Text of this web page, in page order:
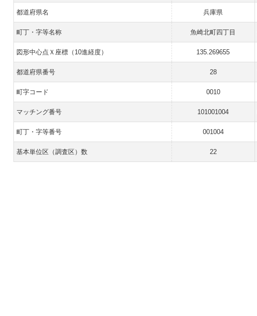
都道府県名 兵庫県
町丁・字等名称 魚崎北町四丁目
図形中心点Ｘ座標（10進経度） 135.269655
都道府県番号 28
町字コード 0010
マッチング番号 101001004
町丁・字等番号 001004
基本単位区（調査区）数 22